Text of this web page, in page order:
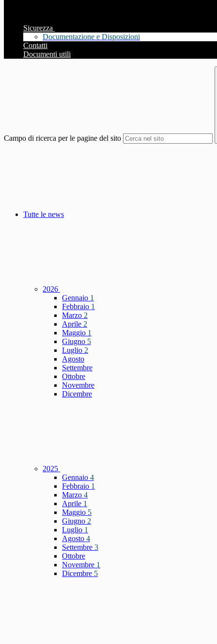
Sicurezza
Documentazione e Disposizioni
Contatti
Documenti utili
Campo di ricerca per le pagine del sito
Tutte le news
2026
Gennaio 1
Febbraio 1
Marzo 2
Aprile 2
Maggio 1
Giugno 5
Luglio 2
Agosto
Settembre
Ottobre
Novembre
Dicembre
2025
Gennaio 4
Febbraio 1
Marzo 4
Aprile 1
Maggio 5
Giugno 2
Luglio 1
Agosto 4
Settembre 3
Ottobre
Novembre 1
Dicembre 5